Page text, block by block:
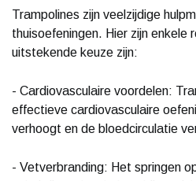
Trampolines zijn veelzijdige
thuisoefeningen. Hier zijn enkele
uitstekende keuze zijn:
- Cardiovasculaire voordelen:
effectieve cardiovasculaire
verhoogt en de bloedcirculatie
- Vetverbranding: Het springen